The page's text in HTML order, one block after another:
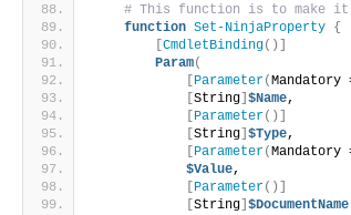
# This function is to make it
function Set-NinjaProperty {
[CmdletBinding()]
Param(
[Parameter(
[String]$Name,
[Parameter()]
[String]$Type,
[Parameter(
$Value,
[Parameter()]
[String]$DocumentName